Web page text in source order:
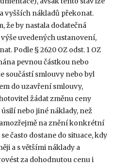
vyšších nákladů překonat.
že by nastala dodatečná
uvedených ustanovení,
Podle § 2620 OZ odst. 1 OZ
pevnou částkou nebo
součástí smlouvy nebo byl
do uzavření smlouvy,
žádat změnu ceny
nebo jiné náklady, než
na znění konkrétní
často dostane do situace, kdy
a s většími náklady a
za dohodnutou cenu i